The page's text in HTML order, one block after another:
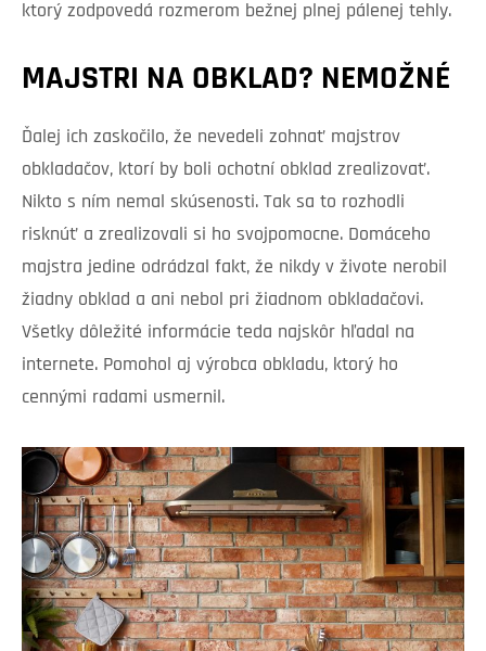
ktorý zodpovedá rozmerom bežnej plnej pálenej tehly.
MAJSTRI NA OBKLAD? NEMOŽNÉ
Ďalej ich zaskočilo, že nevedeli zohnať majstrov
obkladačov, ktorí by boli ochotní obklad zrealizovať.
Nikto s ním nemal skúsenosti. Tak sa to rozhodli
risknúť a zrealizovali si ho svojpomocne. Domáceho
majstra jedine odrádzal fakt, že nikdy v živote nerobil
žiadny obklad a ani nebol pri žiadnom obkladačovi.
Všetky dôležité informácie teda najskôr hľadal na
internete. Pomohol aj výrobca obkladu, ktorý ho
cennými radami usmernil.